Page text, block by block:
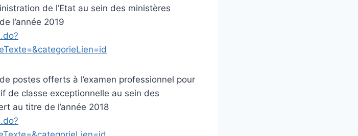
de l’Etat au sein des ministères
l’année 2019
postes offerts à l’examen professionnel pour
de classe exceptionnelle au sein des
au titre de l’année 2018